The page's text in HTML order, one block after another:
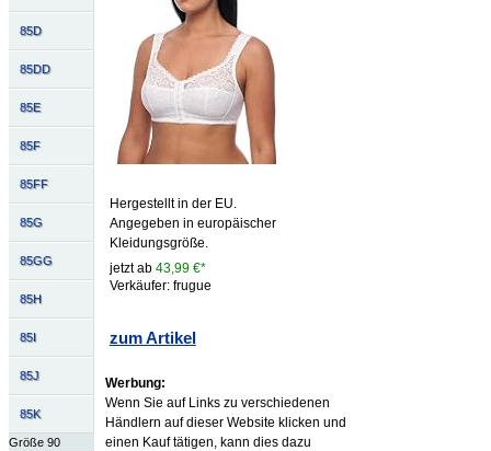
85D
85DD
85E
85F
85FF
85G
85GG
85H
85I
85J
85K
Größe 90
Hergestellt in der EU.
Angegeben in europäischer
Kleidungsgröße.
jetzt ab 43,99 €*
Verkäufer: frugue
zum Artikel
Werbung:
Wenn Sie auf Links zu verschiedenen
Händlern auf dieser Website klicken und
einen Kauf tätigen, kann dies dazu